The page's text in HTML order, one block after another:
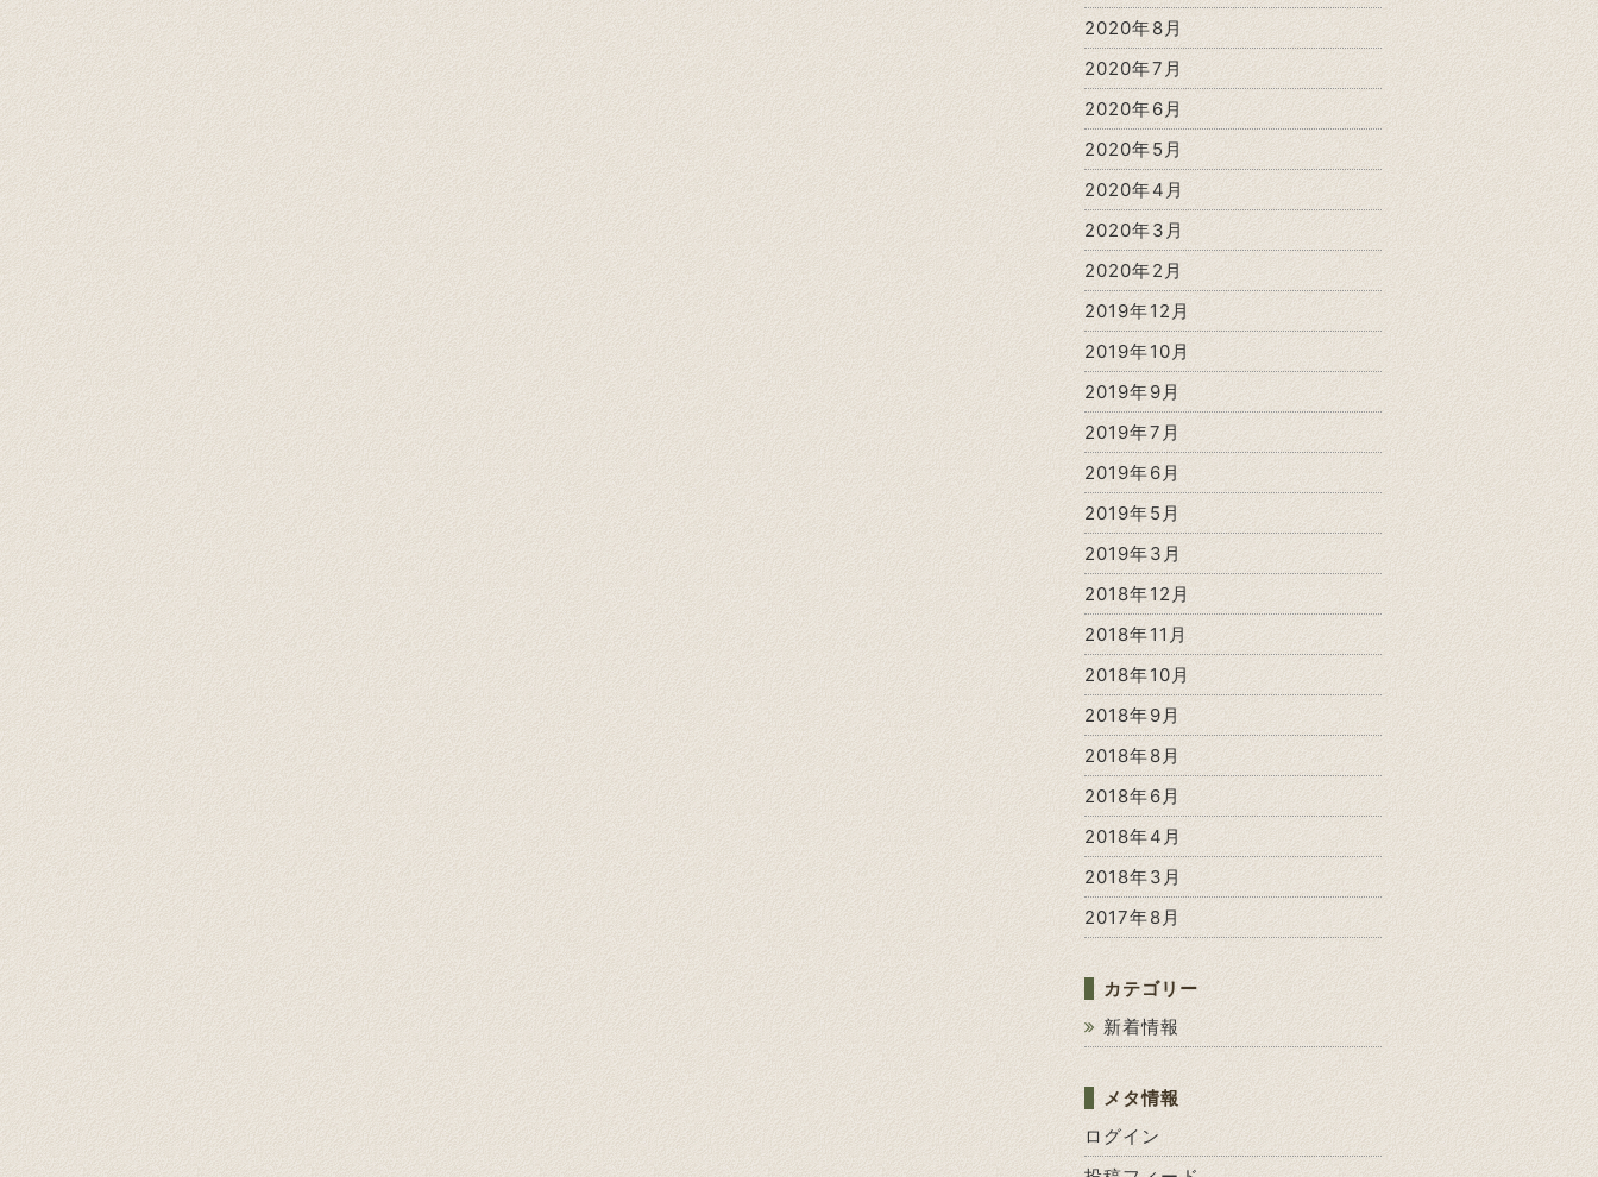
2020年8月
2020年7月
2020年6月
2020年5月
2020年4月
2020年3月
2020年2月
2019年12月
2019年10月
2019年9月
2019年7月
2019年6月
2019年5月
2019年3月
2018年12月
2018年11月
2018年10月
2018年9月
2018年8月
2018年6月
2018年4月
2018年3月
2017年8月
カテゴリー
新着情報
メタ情報
ログイン